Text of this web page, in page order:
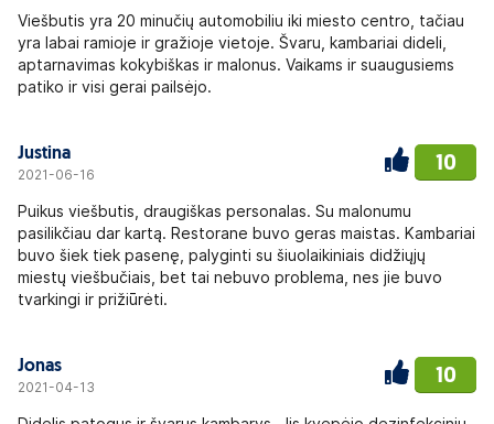
Viešbutis yra 20 minučių automobiliu iki miesto centro, tačiau
yra labai ramioje ir gražioje vietoje. Švaru, kambariai dideli,
aptarnavimas kokybiškas ir malonus. Vaikams ir suaugusiems
patiko ir visi gerai pailsėjo.
Justina
2021-06-16 10
Puikus viešbutis, draugiškas personalas. Su malonumu
pasilikčiau dar kartą. Restorane buvo geras maistas. Kambariai
buvo šiek tiek pasenę, palyginti su šiuolaikiniais didžiųjų
miestų viešbučiais, bet tai nebuvo problema, nes jie buvo
tvarkingi ir prižiūrėti.
Jonas
2021-04-13 10